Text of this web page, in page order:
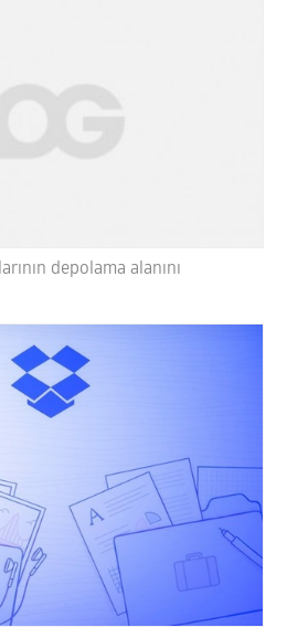
depolama alanını